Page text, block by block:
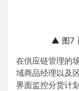
▲ 图7
在供应链管理的
域商品经理以及
界面监控分货计